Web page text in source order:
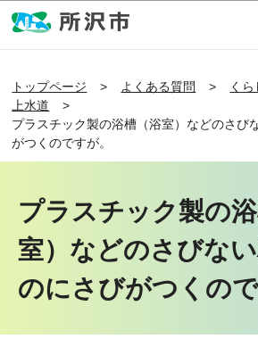
トップページ よくある質問
く
上水道
プラスチック製の浴槽（浴室）などのさび
がつくのですが。
プラスチック製の
室）などのさびな
のにさびがつくので